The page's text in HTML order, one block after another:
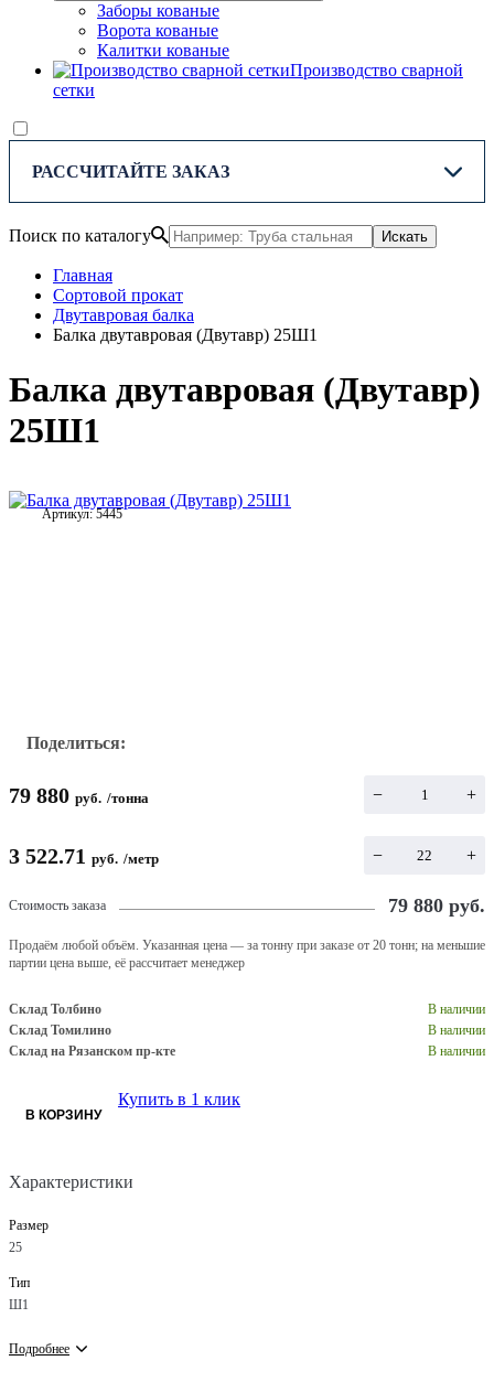
Заборы кованые
Ворота кованые
Калитки кованые
Производство сварной
сетки
РАССЧИТАЙТЕ ЗАКАЗ
Поиск по каталогу Искать
Главная
Сортовой прокат
Двутавровая балка
Балка двутавровая (Двутавр) 25Ш1
Балка двутавровая (Двутавр)
25Ш1
Артикул:5445
Поделиться:
79 880 руб. /тонна − +
3 522.71 руб. /метр − +
Стоимость заказа 79 880 руб.
Продаём любой объём. Указанная цена — за тонну при заказе от 20 тонн; на меньшие
партии цена выше, её рассчитает менеджер
Склад Толбино
В наличии
Склад Томилино
В наличии
Склад на Рязанском пр-кте
В наличии
В КОРЗИНУ
Купить в 1 клик
Характеристики
Размер
25
Тип
Ш1
Подробнее